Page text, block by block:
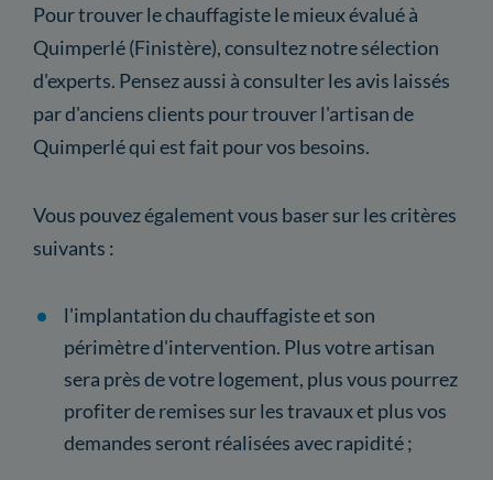
Pour trouver le chauffagiste le mieux évalué à
Quimperlé (Finistère), consultez notre sélection
d'experts. Pensez aussi à consulter les avis laissés
par d'anciens clients pour trouver l'artisan de
Quimperlé qui est fait pour vos besoins.
Vous pouvez également vous baser sur les critères
suivants :
l'implantation du chauffagiste et son
périmètre d'intervention. Plus votre artisan
sera près de votre logement, plus vous pourrez
profiter de remises sur les travaux et plus vos
demandes seront réalisées avec rapidité ;